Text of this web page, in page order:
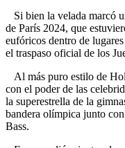
Si bien la velada marcó
de París 2024, que
eufóricos dentro de
el traspaso oficial de los
Al más puro estilo de
con el poder de las
la superestrella de la
bandera olímpica junto
Bass.